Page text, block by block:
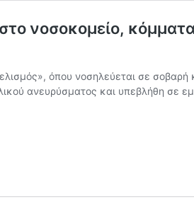
νοσοκομείο, κόμματα
όπου νοσηλεύεται σε
ανευρύσματος και υπεβλήθη σε